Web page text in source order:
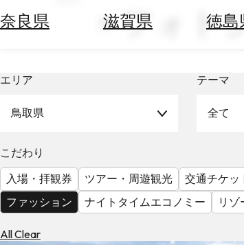
奈良県 滋賀県 徳島
べ
る
天
気
を
見
× フォト
エリア
鳥取県
テーマ
全て
こだわり
入場・拝観券
ツアー・周遊観光 交通チケッ
ファッション
ナイトタイムエコノミー リゾ
All Clear